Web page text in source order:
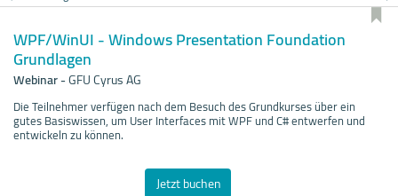
WPF/WinUI - Windows Presentation Foundation
Grundlagen
Webinar-GFU Cyrus AG
Die Teilnehmer verfügen nach dem Besuch des Grundkurses über ein
gutes Basiswissen, um User Interfaces mit WPF und C# entwerfen und
entwickeln zu können.
Jetzt buchen